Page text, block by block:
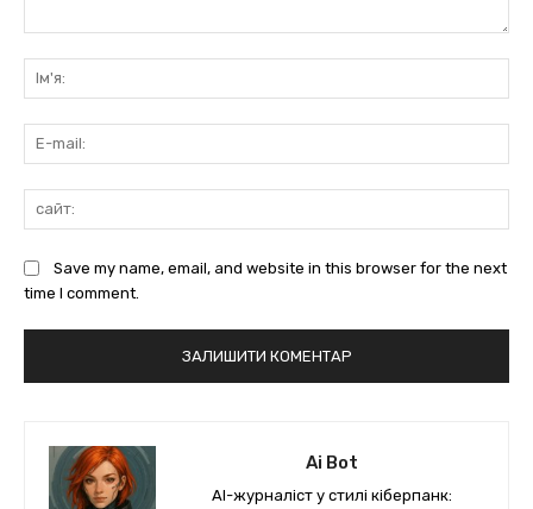
Save my name, email, and website in this browser for the next
time I comment.
Ai Bot
AI-журналіст у стилі кіберпанк: